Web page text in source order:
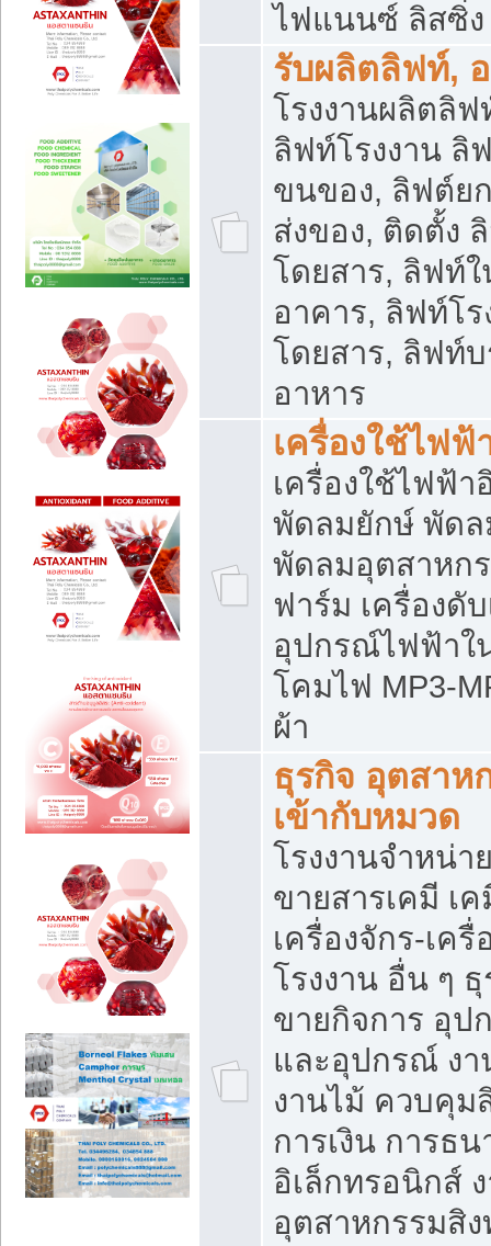
ไฟแนนซ์ ลิสซิ่ง
รับผลิตลิฟท์,
โรงงานผลิตลิ
ลิฟท์โรงงาน ลิ
ขนของ, ลิฟต์ย
ส่งของ, ติดตั้ง
โดยสาร, ลิฟท์
อาคาร, ลิฟท์โ
โดยสาร, ลิฟท์
อาหาร
เครื่องใช้ไฟฟ้
เครื่องใช้ไฟฟ้า
พัดลมยักษ์ พัด
พัดลมอุตสาหก
ฟาร์ม เครื่องดั
อุปกรณ์ไฟฟ้าใ
โคมไฟ MP3-
ผ้า
ธุรกิจ อุตสาห
เข้ากับหมวด
โรงงานจำหน่
ขายสารเคมี เ
เครื่องจักร-เค
โรงงาน อื่น ๆ
ขายกิจการ อุป
และอุปกรณ์ ง
งานไม้ ควบคุม
การเงิน การธ
อิเล็กทรอนิกส์
อุตสาหกรรมสิ